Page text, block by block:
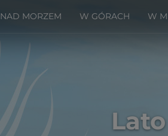
NAD MORZEM W GÓRACH W